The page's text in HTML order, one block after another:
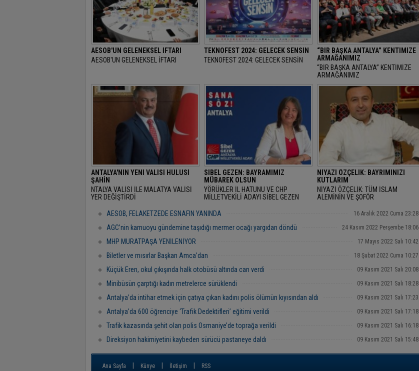
AESOB'UN GELENEKSEL İFTARI
AESOB'UN GELENEKSEL İFTARI
TEKNOFEST 2024: GELECEK SENSİN
TEKNOFEST 2024: GELECEK SENSİN
“BİR BAŞKA ANTALYA” KENTİMİZE
ARMAĞANIMIZ
“BİR BAŞKA ANTALYA” KENTİMİZE
ARMAĞANIMIZ
ANTALYA'NIN YENİ VALİSİ HULUSİ
ŞAHİN
NTALYA VALİSİ İLE MALATYA VALİSİ
YER DEĞİŞTİRDİ
SİBEL GEZEN: BAYRAMIMIZ
MÜBAREK OLSUN
YÖRÜKLER İL HATUNU VE CHP
MİLLETVEKİLİ ADAYI SİBEL GEZEN
"BAŞRAMIMIZ MÜBAREK OLSUN" DEDİ.
NİYAZİ ÖZÇELİK: BAYRIMINIZI
KUTLARIM
NİYAZİ ÖZÇELİK: TÜM İSLAM
ALEMİNİN VE ŞOFÖR
BAYRAMINIZI KUTLARIM
AESOB, FELAKETZEDE ESNAFIN YANINDA 16 Aralık 2022 Cuma 23:28
AGC’nin kamuoyu gündemine taşıdığı mermer ocağı yargıdan döndü 24 Kasım 2022 Perşembe 18:06
MHP MURATPAŞA YENİLENİYOR 17 Mayıs 2022 Salı 10:42
Biletler ve mısırlar Başkan Amca’dan 18 Şubat 2022 Cuma 10:27
Küçük Eren, okul çıkışında halk otobüsü altında can verdi 09 Kasım 2021 Salı 20:08
Minibüsün çarptığı kadın metrelerce sürüklendi 09 Kasım 2021 Salı 18:28
Antalya’da intihar etmek için çatıya çıkan kadını polis ölümün kıyısından aldı 09 Kasım 2021 Salı 17:23
Antalya’da 600 öğrenciye ‘Trafik Dedektifleri’ eğitimi verildi 09 Kasım 2021 Salı 17:18
Trafik kazasında şehit olan polis Osmaniye’de toprağa verildi 09 Kasım 2021 Salı 16:18
Direksiyon hakimiyetini kaybeden sürücü pastaneye daldı 09 Kasım 2021 Salı 15:48
Ana Sayfa Künye İletişim RSS